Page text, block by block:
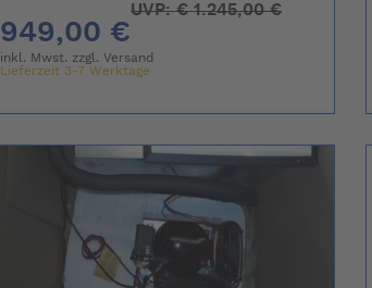
949,00 €
UVP:€1.245,00 €
inkl. Mwst. zzgl.Versand
Lieferzeit 3-7 Werktage